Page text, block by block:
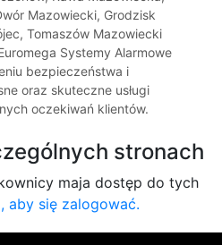
Mazowiecki, Grodzisk
Tomaszów Mazowiecki
Systemy Alarmowe
bezpieczeństwa i
oraz skuteczne usługi
oczekiwań klientów.
stronach
maja dostęp do tych
aby się zalogować.